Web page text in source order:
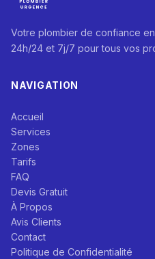
Votre plombier de confiance
24h/24 et 7j/7 pour tous vos
NAVIGATION
Accueil
Services
Zones
Tarifs
FAQ
Devis Gratuit
À Propos
Avis Clients
Contact
Politique de Confidentialité